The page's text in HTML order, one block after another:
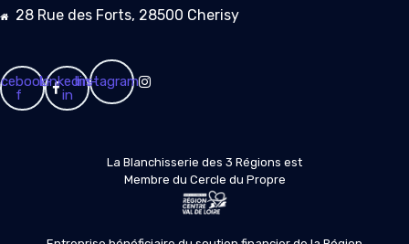
28 Rue des Forts, 28500 Cherisy
f
Linkedin-
in
Instagram
La Blanchisserie des 3 Régions est
Membre du Cercle du Propre